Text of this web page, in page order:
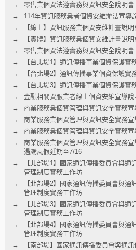
零售業個資法遵實務與資訊安全說明會
114年資訊服務業者個資安維辦法宣導
【線上】資訊服務業個資安維計畫說明
【實體】資訊服務業個資安維計畫說
零售業個資法遵實務與資訊安全說明會
【台北場1】通訊傳播事業個資保護實
【台北場2】通訊傳播事業個資保護實
【台北場3】通訊傳播事業個資保護實
金融相關資服業者線上個資安維宣導說
商業服務業個資管理與資訊安全實務宣
商業服務業個資管理與資訊安全實務宣
商業服務業個資管理與資訊安全實務宣
商業服務業個資管理與資訊安全實務
遇颱風假延期至7/16
【北部場1】國家通訊傳播委員會與
管理制度實務工作坊
【北部場2】國家通訊傳播委員會與
管理制度實務工作坊
【北部場3】國家通訊傳播委員會與
管理制度實務工作坊
【北部場4】國家通訊傳播委員會與
管理制度實務工作坊
【南部場】國家通訊傳播委員會與通